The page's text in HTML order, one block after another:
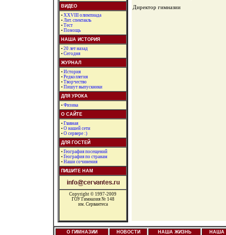
ВИДЕО
• XXVIII олимпиада
• Лит. спектакль
• Тест
• Помощь
НАША ИСТОРИЯ
• 20 лет назад
• Сегодня
ЖУРНАЛ
• История
• Редколлегия
• Творчество
• Пишут выпускники
ДЛЯ УРОКА
• Физика
О САЙТЕ
• Главная
• О нашей сети
• О сервере :)
ДЛЯ ГОСТЕЙ
• География посещений
• География по странам
• Наши сочинения
ПИШИТЕ НАМ
Copyright © 1997-2009
ГОУ Гимназия № 148
им. Сервантеса
Директор гимназии
О ГИМНАЗИИ НОВОСТИ НАША ЖИЗНЬ НАША